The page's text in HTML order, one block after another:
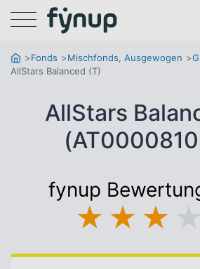
Menu
Fonds Mischfonds, Ausgewogen
AllStars Balanced (T)
AllStars
fynup
★ ★ ★